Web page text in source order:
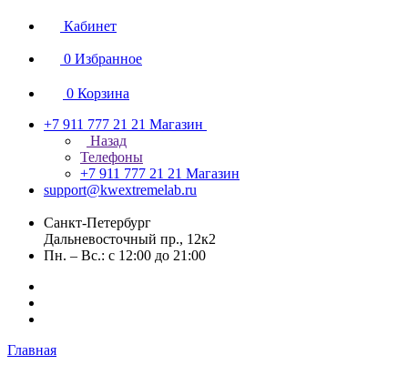
Кабинет
0 Избранное
0 Корзина
+7 911 777 21 21 Магазин
Назад
Телефоны
+7 911 777 21 21 Магазин
support@kwextremelab.ru
Санкт-Петербург
Дальневосточный пр., 12к2
Пн. – Вс.: с 12:00 до 21:00
Главная